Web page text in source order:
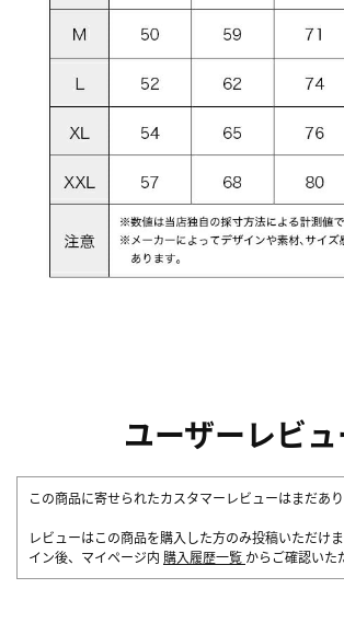
ユーザーレビ
この商品に寄せられたカスタマーレビューはまだあり
レビューはこの商品を購入した方のみ投稿いただけ
イン後、マイページ内 購入履歴一覧 からご確認いた